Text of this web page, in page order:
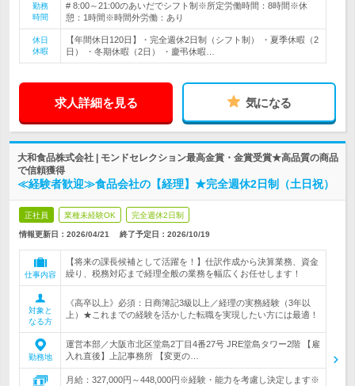
勤務
時間
# 8:00～21:00のあいだでシフト制※所定労働時間：8時間※休
憩：1時間※時間外労働：あり
休日
休暇
【年間休日120日】・完全週休2日制（シフト制） ・夏季休暇（2
日） ・冬期休暇（2日） ・慶弔休暇…
求人詳細を見る 気になる
大和食品株式会社 | モンドセレクション最高金賞・金賞受賞★高品質の商品
で信頼獲得
≪経験者歓迎≫食品会社の【経理】★完全週休2日制（土日祝）
正社員 業種未経験OK 完全週休2日制
情報更新日：2026/04/21 終了予定日： 2026/10/19
仕事内容
【将来の課長候補として活躍を！】仕訳作成から決算業務、資金
繰り、税務対応まで経理全般の業務を幅広くお任せします！
対象と
なる方
《高卒以上》必須：日商簿記3級以上／経理の実務経験（3年以
上）★これまでの経験を活かした転職を実現したい方には最適！
勤務地
運営本部／大阪市北区堂島2丁目4番27号 JRE堂島タワー2階 【雇
入れ直後】上記事務所 【変更の…
月給：327,000円～448,000円※経験・能力を考慮し決定します※